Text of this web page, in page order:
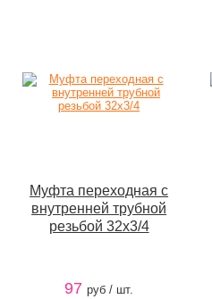
Муфта переходная с
внутренней трубной
резьбой 32х3/4
97 руб / шт.